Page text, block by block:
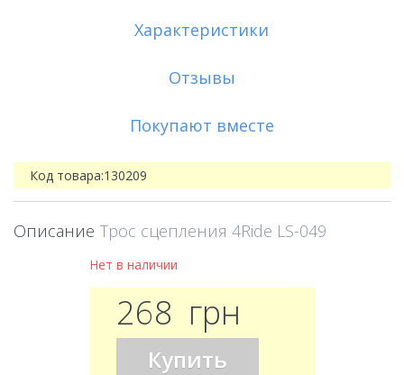
Характеристики
Отзывы
Покупают вместе
Код товара:130209
Описание Трос сцепления 4Ride LS-049
Нет в наличии
268 грн
Купить